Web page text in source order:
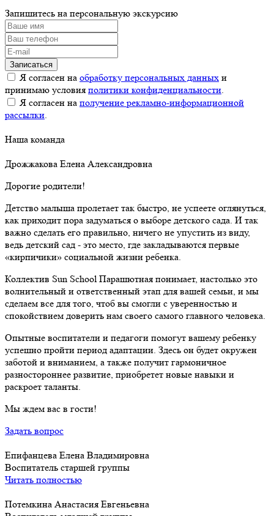
Запишитесь на персональную экскурсию
Я согласен на обработку персональных данных и
принимаю условия политики конфиденциальности.
Я согласен на получение рекламно-информационной
рассылки.
Наша команда
Дрожжакова Елена Александровна
Дорогие родители!
Детство малыша пролетает так быстро, не успеете оглянуться,
как приходит пора задуматься о выборе детского сада. И так
важно сделать его правильно, ничего не упустить из виду,
ведь детский сад - это место, где закладываются первые
«кирпичики» социальной жизни ребенка.
Коллектив Sun School Парашютная понимает, настолько это
волнительный и ответственный этап для вашей семьи, и мы
сделаем все для того, чтоб вы cмогли с уверенностью и
спокойствием доверить нам своего самого главного человека.
Опытные воспитатели и педагоги помогут вашему ребенку
успешно пройти период адаптации. Здесь он будет окружен
заботой и вниманием, а также получит гармоничное
разностороннее развитие, приобретет новые навыки и
раскроет таланты.
Мы ждем вас в гости!
Задать вопрос
Епифанцева Елена Владимировна
Воспитатель старшей группы
Читать полностью
Потемкина Анастасия Евгеньевна